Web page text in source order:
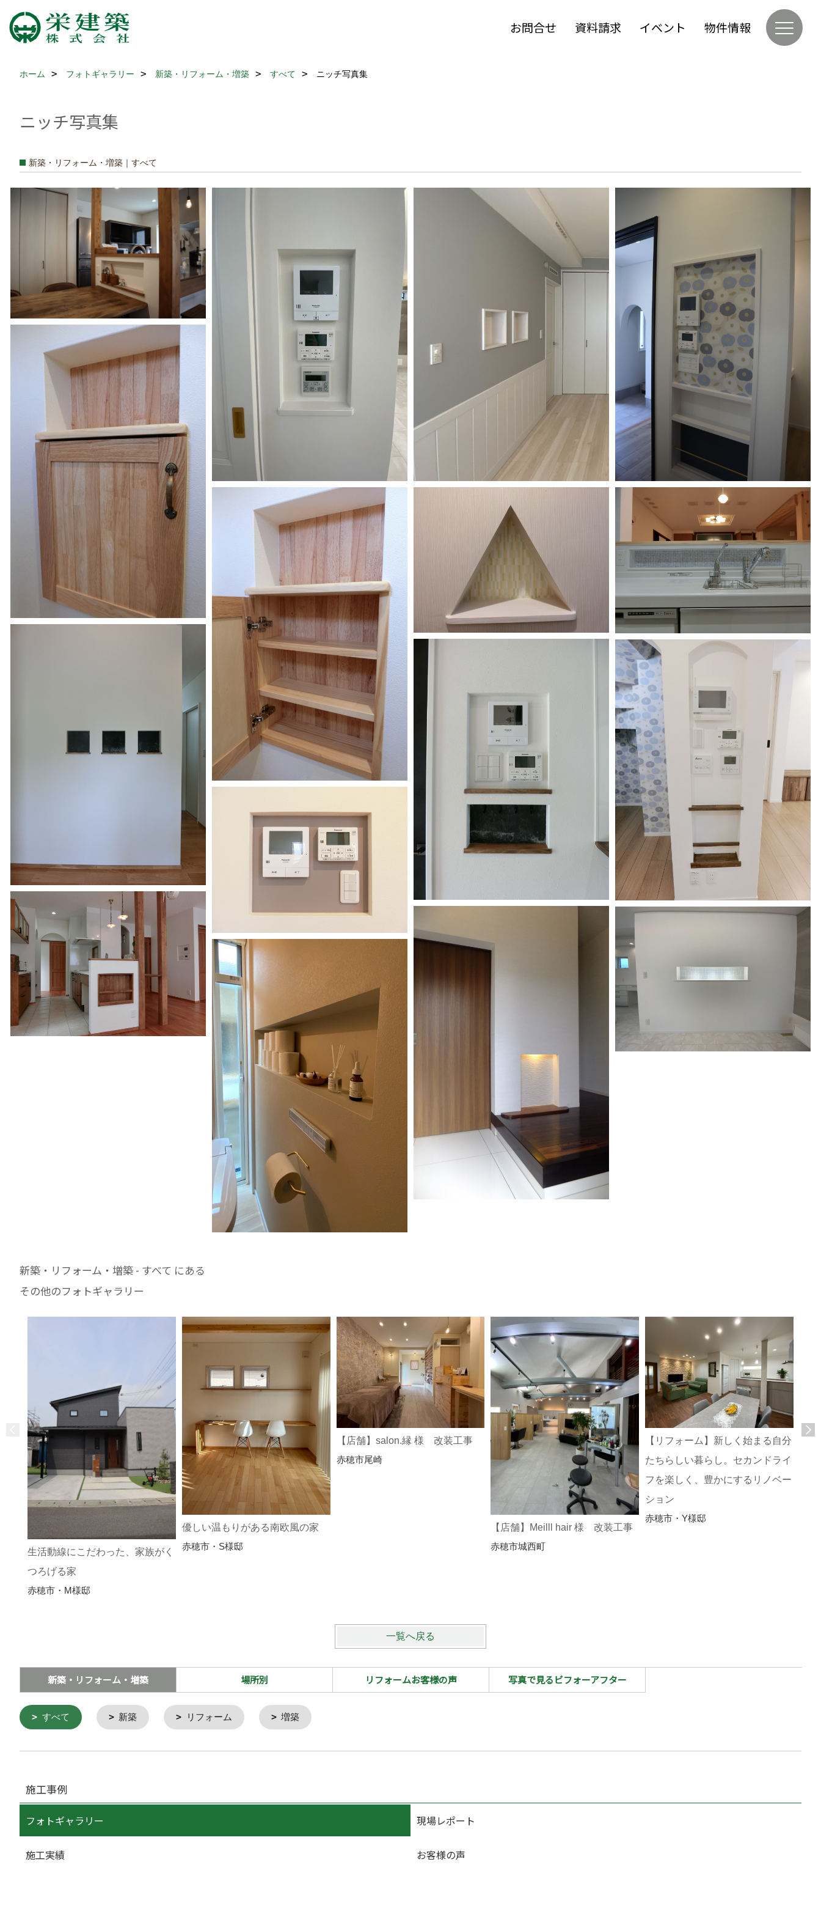
お問合せ 資料請求 イベント 物件情報
ホーム フォトギャラリー 新築・リフォーム・増築 すべて ニッチ写真集
ニッチ写真集
新築・リフォーム・増築｜すべて
新築・リフォーム・増築 - すべて にある
その他のフォトギャラリー
生活動線にこだわった、家族がく
つろげる家
赤穂市・M様邸
優しい温もりがある南欧風の家
赤穂市・S様邸
【店舗】salon.縁 様 改装工事
赤穂市尾崎
【店舗】Meilll hair 様 改装工事
赤穂市城西町
【リフォーム】新しく始まる自分
たちらしい暮らし。セカンドライ
フを楽しく、豊かにするリノベー
ション
赤穂市・Y様邸
一覧へ戻る
新築・リフォーム・増築 場所別 リフォームお客様の声 写真で見るビフォーアフター
すべて 新築 リフォーム 増築
施工事例
フォトギャラリー 現場レポート
施工実績 お客様の声